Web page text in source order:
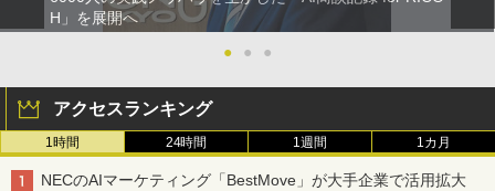
H」を展開へ
●
● ●
アクセスランキング
1時間 24時間 1週間 1カ月
NECのAIマーケティング「BestMove」が大手企業で活用拡大